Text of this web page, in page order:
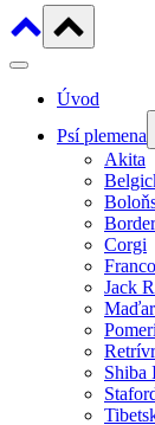
Úvod
Psí plemena
Akita
Corgi
Jack
Retrívr
Shiba